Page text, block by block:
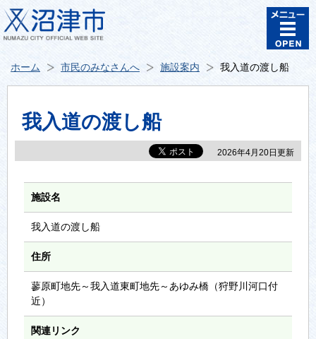
ホーム 市民のみなさんへ 施設案内 我入道の渡し船
我入道の渡し船
2026年4月20日更新
施設名
我入道の渡し船
住所
蓼原町地先～我入道東町地先～あゆみ橋（狩野川河口付
近）
関連リンク